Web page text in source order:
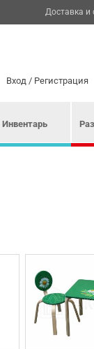
Доставка и
Вход/ Регистрация
Инвентарь